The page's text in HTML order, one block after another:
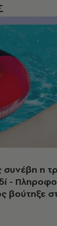
η
-
βούτηξε